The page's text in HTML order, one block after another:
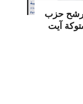
حزب
آيت